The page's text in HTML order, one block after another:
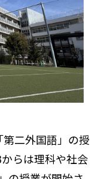
二外国語」の授
らは理科や社会